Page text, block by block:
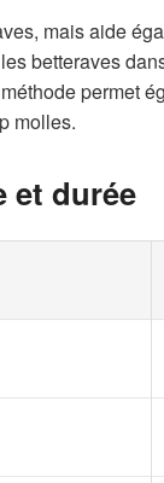
mais aide
betteraves
permet
molles.
et durée